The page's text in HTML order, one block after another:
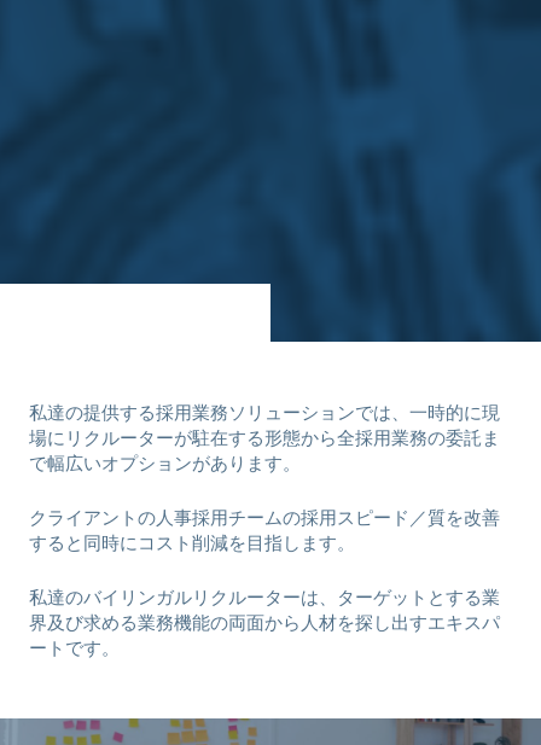
私達の提供する採用業務ソリューションでは、一時的に現
場にリクルーターが駐在する形態から全採用業務の委託ま
で幅広いオプションがあります。
クライアントの人事採用チームの採用スピード／質を改善
すると同時にコスト削減を目指します。
私達のバイリンガルリクルーターは、ターゲットとする業
界及び求める業務機能の両面から人材を探し出すエキスパ
ートです。